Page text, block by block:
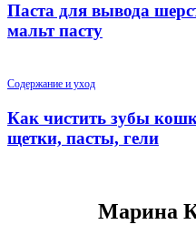
Паста для вывода
мальт пасту
Содержание и уход
Как чистить зубы
щетки, пасты, гели
Марина